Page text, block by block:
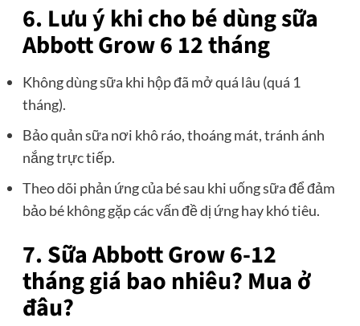
6. Lưu ý khi cho bé dùng sữa
Abbott Grow 6 12 tháng
Không dùng sữa khi hộp đã mở quá lâu (quá 1
tháng).
Bảo quản sữa nơi khô ráo, thoáng mát, tránh ánh
nắng trực tiếp.
Theo dõi phản ứng của bé sau khi uống sữa để đảm
bảo bé không gặp các vấn đề dị ứng hay khó tiêu.
7. Sữa Abbott Grow 6-12
tháng giá bao nhiêu? Mua ở
đâu?